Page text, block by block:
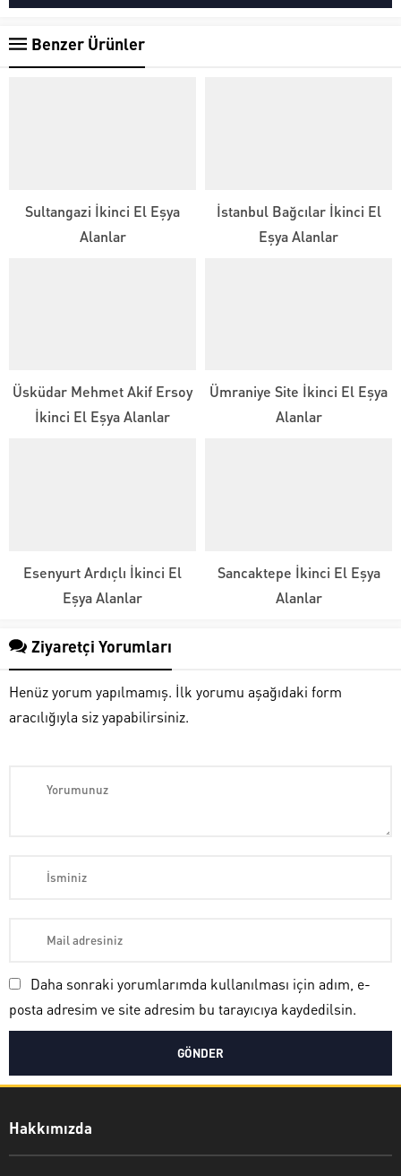
Benzer Ürünler
Sultangazi İkinci El Eşya
Alanlar
İstanbul Bağcılar İkinci El
Eşya Alanlar
Üsküdar Mehmet Akif Ersoy
İkinci El Eşya Alanlar
Ümraniye Site İkinci El Eşya
Alanlar
Esenyurt Ardıçlı İkinci El
Eşya Alanlar
Sancaktepe İkinci El Eşya
Alanlar
Ziyaretçi Yorumları
Henüz yorum yapılmamış. İlk yorumu aşağıdaki form
aracılığıyla siz yapabilirsiniz.
Daha sonraki yorumlarımda kullanılması için adım, e-
posta adresim ve site adresim bu tarayıcıya kaydedilsin.
Hakkımızda